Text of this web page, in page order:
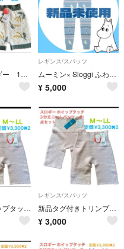
トリンプ スロギー 1分丈 あったかパンツ ニットパンツ オーバーパンツ2点
レギンス/スパッツ
ムーミン× Sloggi ふわふわレギンス【新品未使用】
¥ 5,000
スロギー ホイップタッチ 3分丈ニットパンツ ２点セット
レギンス/スパッツ
新品タグ付きトリンプ スロギーホイップタッチニットパンツ2枚セット
¥ 3,000